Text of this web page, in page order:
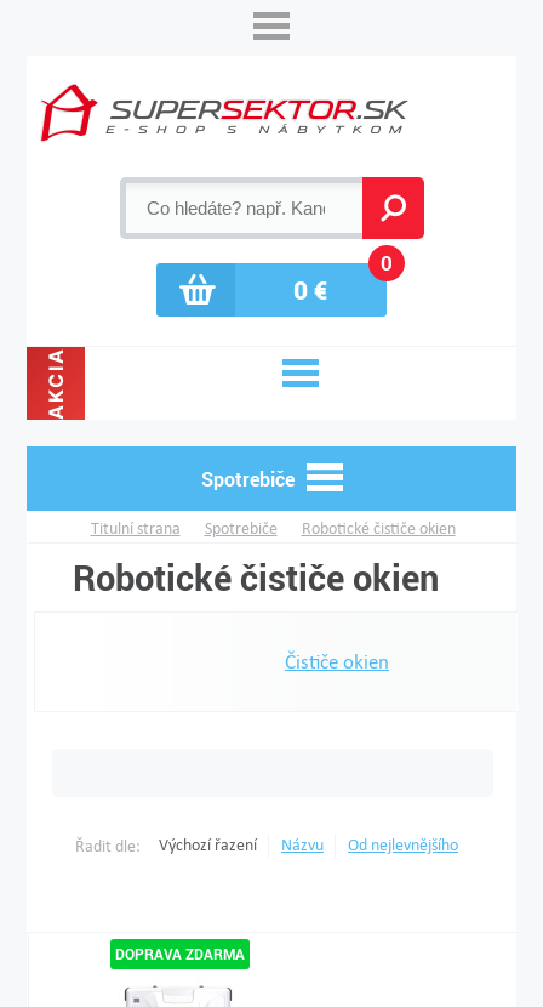
0€
0
AKCIA
Spotrebiče
Titulní strana Spotrebiče Robotické čističe okien
Robotické čističe okien
Čističe okien
Řadit dle: Výchozí řazení Názvu Od nejlevnějšího